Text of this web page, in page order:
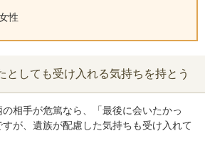
性
としても受け入れる気持ちを持とう
相手が危篤なら、「最後に会いたかっ
が、遺族が配慮した気持ちも受け入れて